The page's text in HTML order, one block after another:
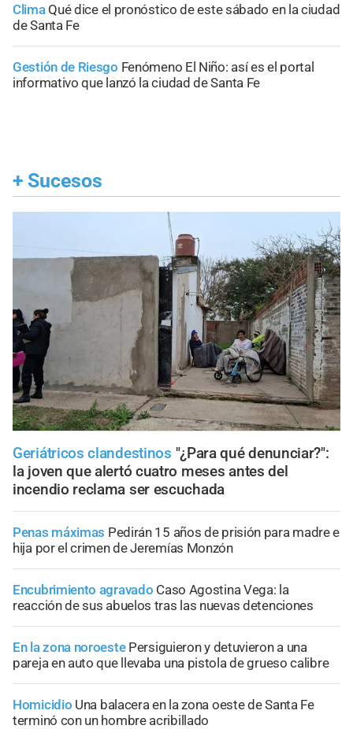
Clima Qué dice el pronóstico de este sábado en la ciudad
de Santa Fe
Gestión de Riesgo Fenómeno El Niño: así es el portal
informativo que lanzó la ciudad de Santa Fe
+ Sucesos
Geriátricos clandestinos "¿Para qué denunciar?":
la joven que alertó cuatro meses antes del
incendio reclama ser escuchada
Penas máximas Pedirán 15 años de prisión para madre e
hija por el crimen de Jeremías Monzón
Encubrimiento agravado Caso Agostina Vega: la
reacción de sus abuelos tras las nuevas detenciones
En la zona noroeste Persiguieron y detuvieron a una
pareja en auto que llevaba una pistola de grueso calibre
Homicidio Una balacera en la zona oeste de Santa Fe
terminó con un hombre acribillado